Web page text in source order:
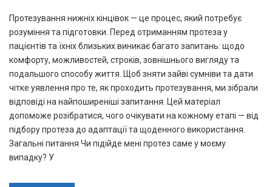
Протезування нижніх кінцівок — це процес, який потребує
розуміння та підготовки. Перед отриманням протеза у
пацієнтів та їхніх близьких виникає багато запитань: щодо
комфорту, можливостей, строків, зовнішнього вигляду та
подальшого способу життя. Щоб зняти зайві сумніви та дати
чітке уявлення про те, як проходить протезування, ми зібрали
відповіді на найпоширеніші запитання. Цей матеріал
допоможе розібратися, чого очікувати на кожному етапі — від
підбору протеза до адаптації та щоденного використання.
Загальні питання Чи підійде мені протез саме у моєму
випадку? У